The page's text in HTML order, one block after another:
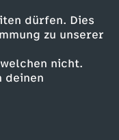
dürfen. Dies
zu unserer
nicht.
deinen
a
t
A
m
-